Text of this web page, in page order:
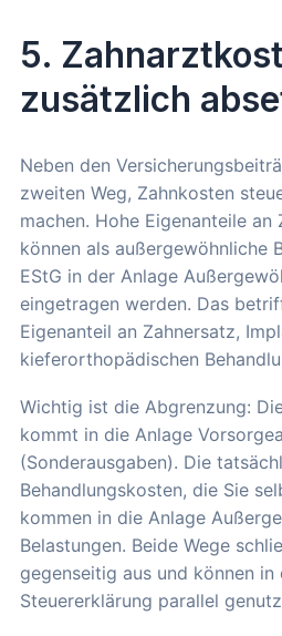
5.
zusätzlich
Neben den
zweiten Weg, Zahnkosten
machen. Hohe Eigenanteile an
können als außergewöhnliche
EStG in der Anlage
eingetragen werden. Das
Eigenanteil an Zahnersatz,
kieferorthopädischen
Wichtig ist die Abgrenzung:
kommt in die Anlage
(Sonderausgaben). Die
Behandlungskosten, die Sie
kommen in die Anlage
Belastungen. Beide Wege
gegenseitig aus und können in
Steuererklärung parallel